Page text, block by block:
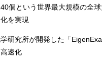
個という世界最大規模の全
を実現
研究所が開発した「
速化